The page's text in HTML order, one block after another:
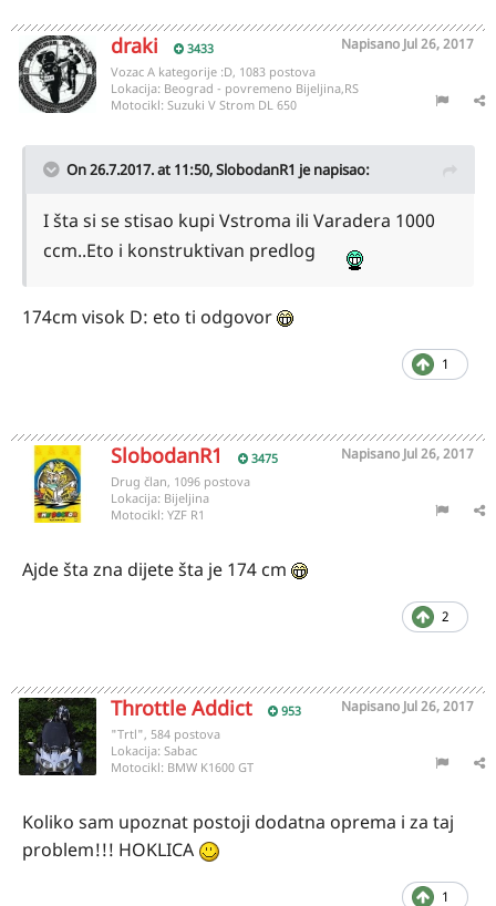
draki 3433 Napisano Jul 26, 2017
Vozac A kategorije :D, 1083 postova
Lokacija: Beograd - povremeno Bijeljina,RS
Motocikl: Suzuki V Strom DL 650
On 26.7.2017. at 11:50,SlobodanR1 je napisao:
I šta si se stisao kupi Vstroma ili Varadera 1000
ccm..Eto i konstruktivan predlog
174cm visok D: eto ti odgovor
1
SlobodanR1 3475 Napisano Jul 26, 2017
Drug član, 1096 postova
Lokacija: Bijeljina
Motocikl: YZF R1
Ajde šta zna dijete šta je 174 cm
2
Throttle Addict 953 Napisano Jul 26, 2017
"Trtl", 584 postova
Lokacija: Sabac
Motocikl: BMW K1600 GT
Koliko sam upoznat postoji dodatna oprema i za taj
problem!!! HOKLICA
1